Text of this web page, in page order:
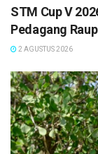
STM Cup V
Pedagang
2 AGUSTUS 2026